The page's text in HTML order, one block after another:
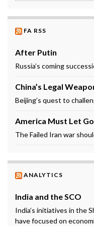
FA RSS
After Putin
Russia’s coming
China’s Legal
Beijing’s quest to
America Must Let
The Failed Iran war
ANALYTICS
India and the SCO
India’s initiatives in the
have focused on